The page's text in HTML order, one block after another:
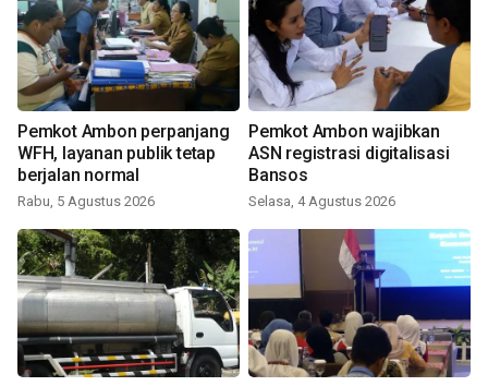
Pemkot Ambon perpanjang
WFH, layanan publik tetap
berjalan normal
Rabu, 5 Agustus 2026
Pemkot Ambon wajibkan
ASN registrasi digitalisasi
Bansos
Selasa, 4 Agustus 2026